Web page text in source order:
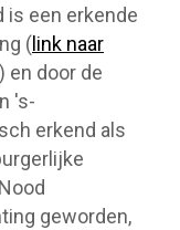
is een erkende
( link naar
) en door de
's-
erkend als
geworden,